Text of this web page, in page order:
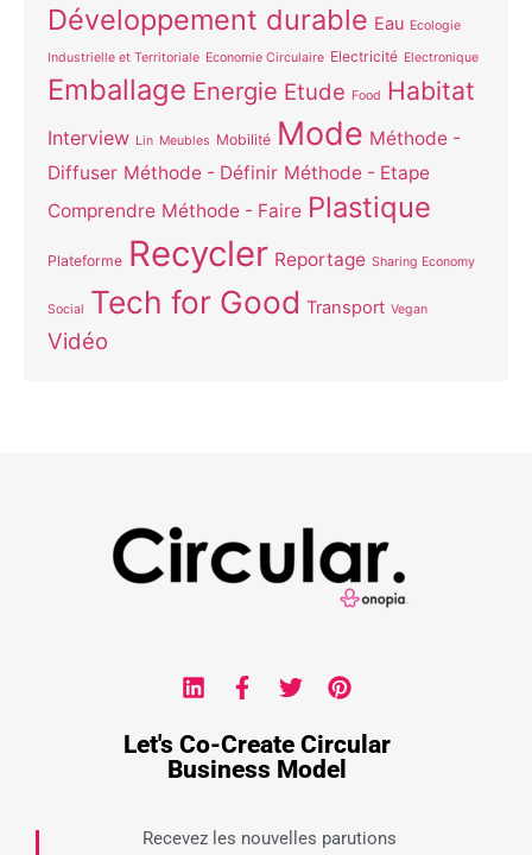
Développement durable Eau Ecologie
Industrielle et Territoriale Economie Circulaire Electricité Electronique
Emballage Energie Etude Food Habitat
Interview Lin Meubles Mobilité Mode Méthode -
Diffuser Méthode - Définir Méthode - Etape
Comprendre Méthode - Faire Plastique
Plateforme Recycler Reportage Sharing Economy
Social Tech for Good Transport Vegan
Vidéo
Let's Co-Create Circular
Business Model
Recevez les nouvelles parutions